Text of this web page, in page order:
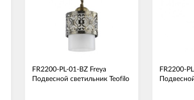
FR2200-PL-01-BZ Freya
Подвесной светильник Teofilo
FR2200-